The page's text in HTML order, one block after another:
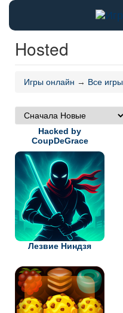
Hosted
Игры онлайн → Все игры
Hacked by
CoupDeGrace
Лезвие Ниндзя